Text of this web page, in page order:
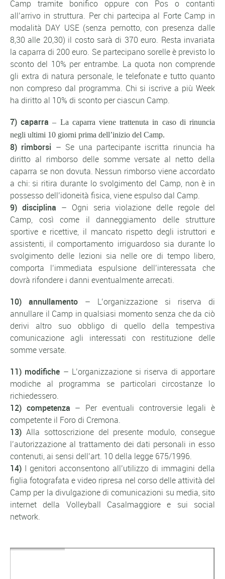
Camp tramite bonifico oppure con Pos o contanti
all’arrivo in struttura. Per chi partecipa al Forte Camp in
modalità DAY USE (senza pernotto, con presenza dalle
8,30 alle 20,30) il costo sarà di 370 euro. Resta invariata
la caparra di 200 euro. Se partecipano sorelle è previsto lo
sconto del 10% per entrambe. La quota non comprende
gli extra di natura personale, le telefonate e tutto quanto
non compreso dal programma. Chi si iscrive a più Week
ha diritto al 10% di sconto per ciascun Camp.
7) caparra – La caparra viene trattenuta in caso di rinuncia
negli ultimi 10 giorni prima dell’inizio del Camp.
8) rimborsi – Se una partecipante iscritta rinuncia ha
diritto al rimborso delle somme versate al netto della
caparra se non dovuta. Nessun rimborso viene accordato
a chi: si ritira durante lo svolgimento del Camp, non è in
possesso dell’idoneità fisica, viene espulso dal Camp.
9) disciplina – Ogni seria violazione delle regole del
Camp, così come il danneggiamento delle strutture
sportive e ricettive, il mancato rispetto degli istruttori e
assistenti, il comportamento irriguardoso sia durante lo
svolgimento delle lezioni sia nelle ore di tempo libero,
comporta l’immediata espulsione dell’interessata che
dovrà rifondere i danni eventualmente arrecati.
10) annullamento – L’organizzazione si riserva di
annullare il Camp in qualsiasi momento senza che da ciò
derivi altro suo obbligo di quello della tempestiva
comunicazione agli interessati con restituzione delle
somme versate.
11) modifiche – L’organizzazione si riserva di apportare
modiche al programma se particolari circostanze lo
richiedessero.
12) competenza – Per eventuali controversie legali è
competente il Foro di Cremona.
13) Alla sottoscrizione del presente modulo, consegue
l’autorizzazione al trattamento dei dati personali in esso
contenuti, ai sensi dell’art. 10 della legge 675/1996.
14) I genitori acconsentono all’utilizzo di immagini della
figlia fotografata e video ripresa nel corso delle attività del
Camp per la divulgazione di comunicazioni su media, sito
internet della Volleyball Casalmaggiore e sui social
network.